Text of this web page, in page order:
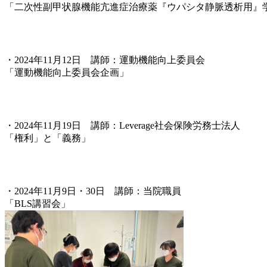
「二次性副甲状腺機能亢進症治療薬『ウパシタ静脈透析用』
・2024年11月12日 講師：運動機能向上委員会
「運動機能向上委員会企画」
・2024年11月19日 講師：Leverage社会保険労務士法人
「権利」と「義務」
・2024年11月9日・30日 講師：当院職員
「BLS講習会」